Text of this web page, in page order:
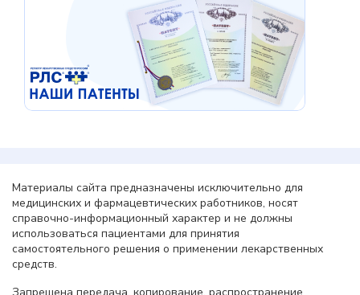
Материалы сайта предназначены исключительно для
медицинских и фармацевтических работников, носят
справочно-информационный характер и не должны
использоваться пациентами для принятия
самостоятельного решения о применении лекарственных
средств.